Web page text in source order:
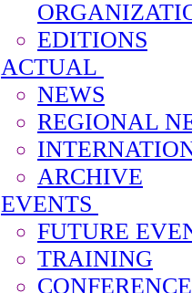
EDITIONS
ACTUAL
NEWS
REGIONAL
ARCHIVE
EVENTS
FUTURE
TRAINING